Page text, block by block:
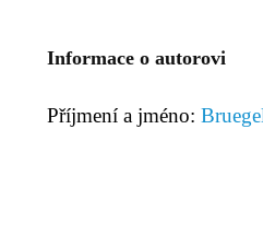
Informace o autorovi
Příjmení a jméno: